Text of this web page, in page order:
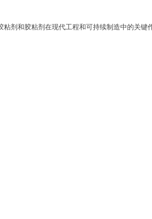
剂和胶粘剂在现代工程和可持续制造中的关键